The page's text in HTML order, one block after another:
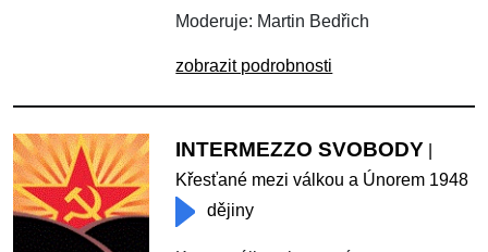
Moderuje: Martin Bedřich
zobrazit podrobnosti
INTERMEZZO SVOBODY
Křesťané mezi válkou a Únorem 1948
dějiny